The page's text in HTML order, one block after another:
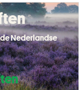
Nederlandse